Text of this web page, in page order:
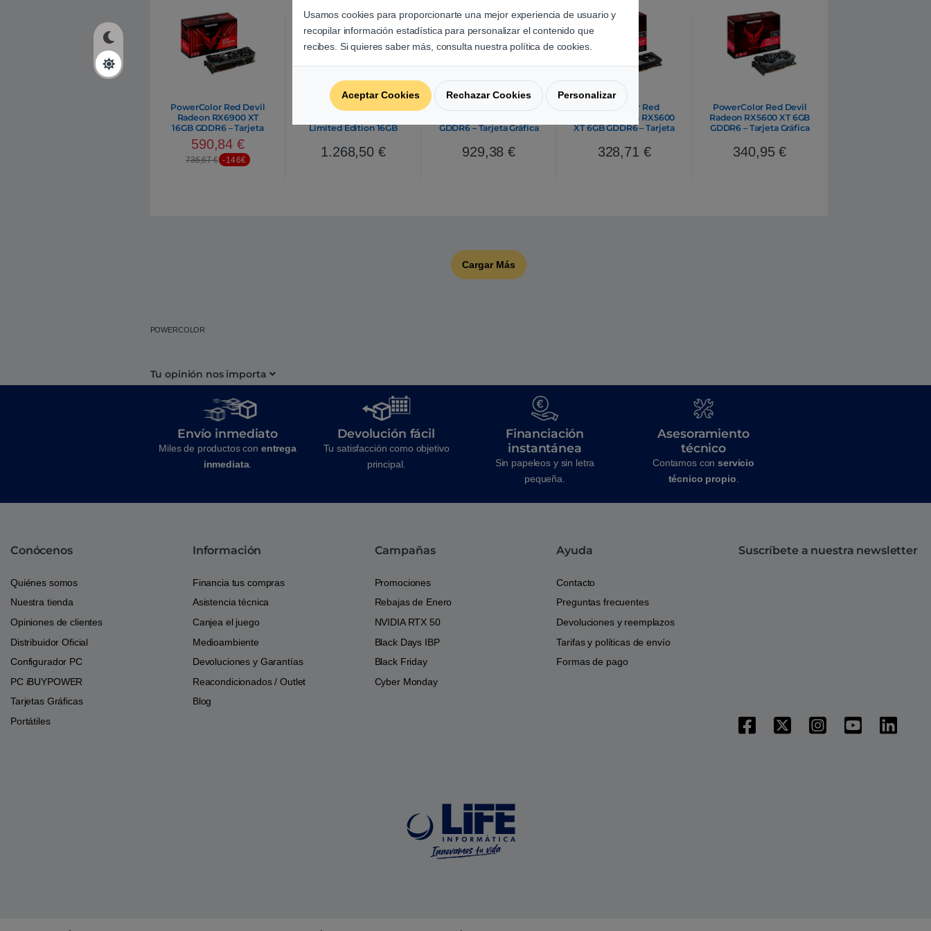
PowerColor Red Devil
Radeon RX6900 XT
16GB GDDR6 – Tarjeta
Gráfica AMD
590,84 €
736,67€ -146€
PowerColor Red Devil
Limited Edition 16GB
AMD
1.268,50 €
GDDR6 – Tarjeta Gráfica
929,38€
PowerColor Red
Dragon Radeon RX5600
XT 6GB GDDR6 – Tarjeta
328,71 €
PowerColor Red Devil
Radeon RX5600 XT 6GB
GDDR6 – Tarjeta Gráfica
340,95€
Cargar Más
POWERCOLOR
Tu opinión nos importa
Envío inmediato
Miles de productos con entrega
inmediata.
Devolución fácil
Tu satisfacción como objetivo
principal.
Financiación
instantánea
Sin papeleos y sin letra
pequeña.
Asesoramiento
técnico
Contamos conservicio
técnico propio
Conócenos
Quiénes somos
Nuestra tienda
Opiniones de clientes
Distribuidor Oficial
Configurador PC
PC iBUYPOWER
Tarjetas Gráficas
Portátiles
Información
Financia tus compras
Asistencia técnica
Canjea el juego
Medioambiente
Devoluciones y Garantías
Reacondicionados / Outlet
Blog
Campañas
Promociones
Rebajas de Enero
NVIDIA RTX 50
Black Days IBP
Black Friday
Cyber Monday
Ayuda
Contacto
Preguntas frecuentes
Devoluciones y reemplazos
Tarifas y políticas de envío
Formas de pago
Suscríbete a nuestra newsletter
Usamos cookies para proporcionarte una mejor experiencia de usuario y
recopilar información estadística para personalizar el contenido que
recibes. Si quieres saber más, consulta nuestra política de cookies.
Aceptar Cookies Rechazar Cookies Personalizar